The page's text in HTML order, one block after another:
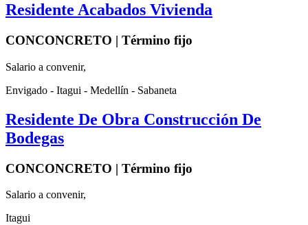
Residente Acabados Vivienda
CONCONCRETO | Término fijo
Salario a convenir,
Envigado - Itagui - Medellín - Sabaneta
Residente De Obra Construcción De
Bodegas
CONCONCRETO | Término fijo
Salario a convenir,
Itagui